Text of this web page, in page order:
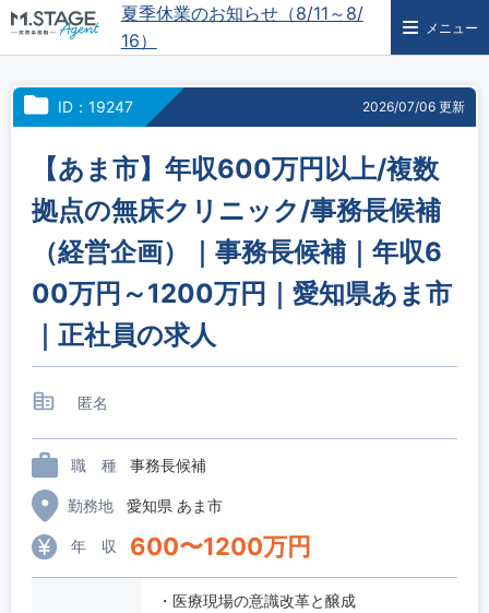
夏季休業のお知らせ（8/11～8/
16）
メニュー
ID：19247 2026/07/06 更新
【あま市】年収600万円以上/複数
拠点の無床クリニック/事務長候補
（経営企画）｜事務長候補｜年収6
00万円～1200万円｜愛知県あま市
｜正社員の求人
匿名
職 種 事務長候補
勤務地 愛知県 あま市
年 収 600〜1200万円
・医療現場の意識改革と醸成